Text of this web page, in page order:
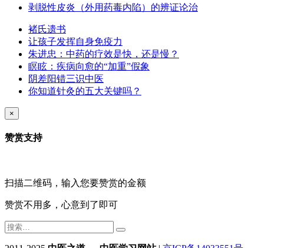
剥脱性皮炎（外用药毒内陷）的辨证论治
褚氏遗书
让孩子发挥自身免疫力
朱进忠：中药的疗效是快，还是慢？
瞑眩：疾病向愈的“加重”假象
阴差阳错三识中医
你知道针灸的五大关键吗？
×
赞赏支持
扫描二维码，输入您要赞赏的金额
赞赏不用多，心意到了即可